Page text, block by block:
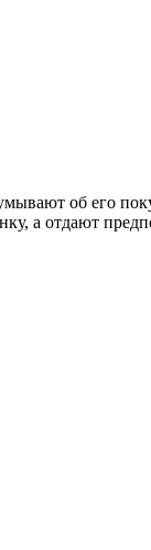
об его
а отдают